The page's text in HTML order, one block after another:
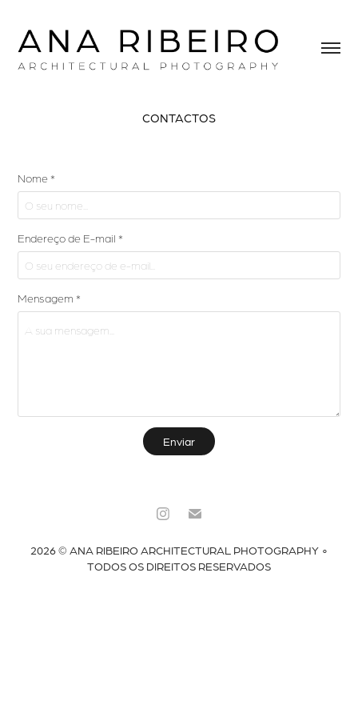
CONTACTOS
Nome *
Endereço de E-mail *
Mensagem *
Enviar
2026 © ANA RIBEIRO ARCHITECTURAL PHOTOGRAPHY ∘
TODOS OS DIREITOS RESERVADOS